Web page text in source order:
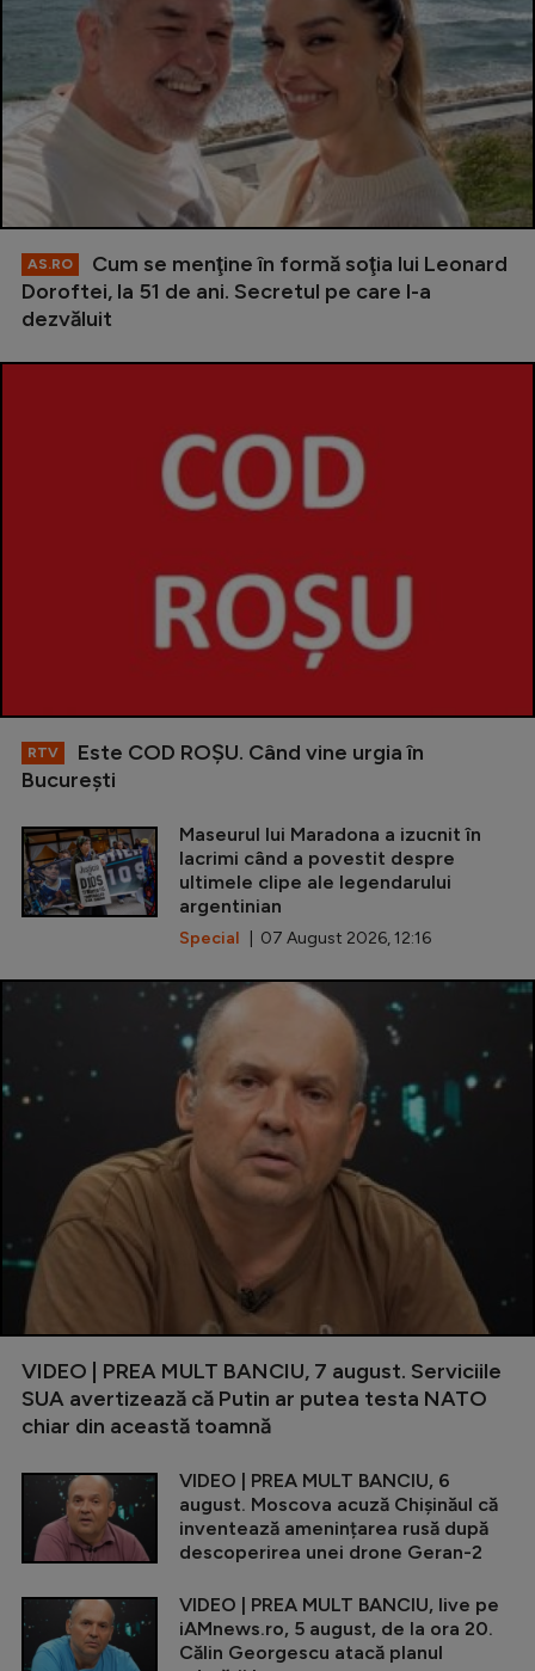
AS.RO
Cum se menţine în formă soţia lui Leonard
Doroftei, la 51 de ani. Secretul pe care l-a
dezvăluit
RTV
Este COD ROŞU. Când vine urgia în
Bucureşti
Maseurul lui Maradona a izucnit în
lacrimi când a povestit despre
ultimele clipe ale legendarului
argentinian
Special | 07 August 2026, 12:16
VIDEO | PREA MULT BANCIU, 7 august. Serviciile
SUA avertizează că Putin ar putea testa NATO
chiar din această toamnă
VIDEO | PREA MULT BANCIU, 6
august. Moscova acuză Chișinăul că
inventează amenințarea rusă după
descoperirea unei drone Geran-2
VIDEO | PREA MULT BANCIU, live pe
iAMnews.ro, 5 august, de la ora 20.
Călin Georgescu atacă planul